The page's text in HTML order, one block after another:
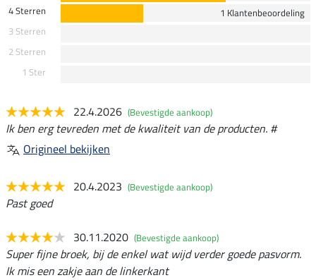
4 Sterren
1 Klantenbeoordeling
3 Sterren
2 Sterren
1 Ster
22.4.2026 (Bevestigde aankoop)
Ik ben erg tevreden met de kwaliteit van de producten. #
Origineel bekijken
20.4.2023 (Bevestigde aankoop)
Past goed
30.11.2020 (Bevestigde aankoop)
Super fijne broek, bij de enkel wat wijd verder goede pasvorm.
Ik mis een zakje aan de linkerkant